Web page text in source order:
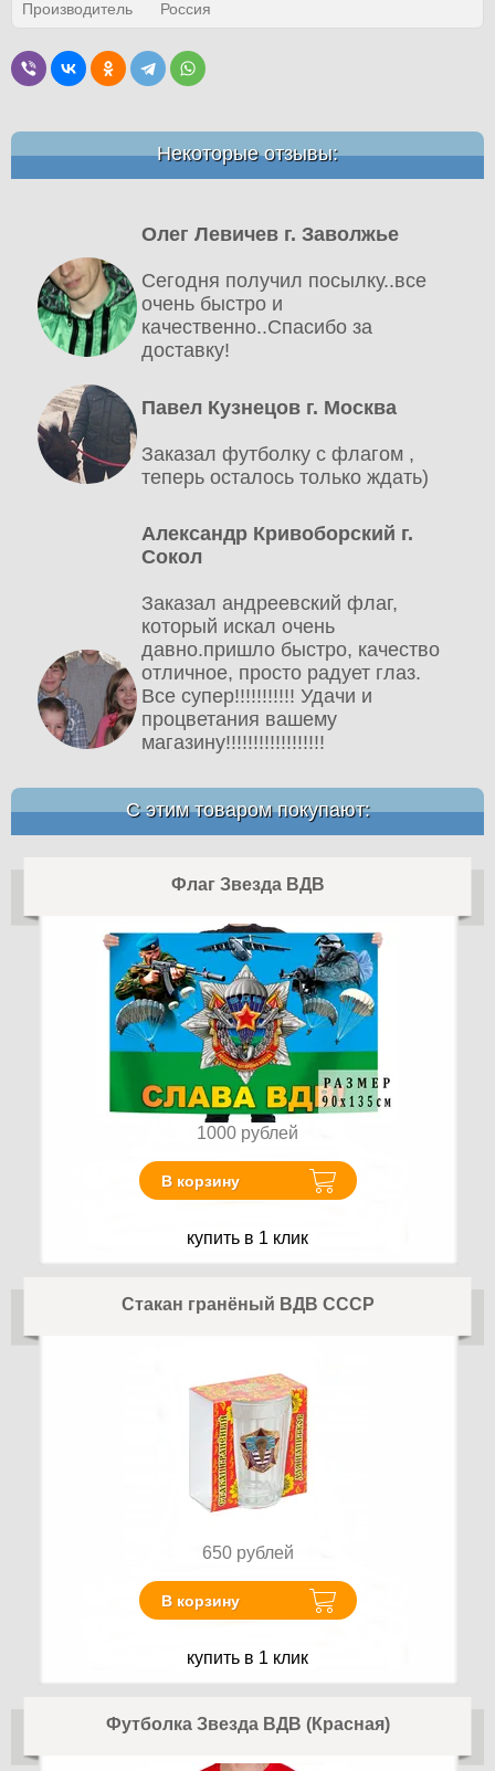
Производитель Россия
Некоторые отзывы:
Олег Левичев г. Заволжье
Сегодня получил посылку..все
очень быстро и
качественно..Спасибо за
доставку!
Павел Кузнецов г. Москва
Заказал футболку с флагом ,
теперь осталось только ждать)
Александр Кривоборский г.
Сокол
Заказал андреевский флаг,
который искал очень
давно.пришло быстро, качество
отличное, просто радует глаз.
Все супер!!!!!!!!!!! Удачи и
процветания вашему
магазину!!!!!!!!!!!!!!!!!!
С этим товаром покупают:
Флаг Звезда ВДВ
1000 рублей
В корзину
купить в 1 клик
Стакан гранёный ВДВ СССР
650 рублей
В корзину
купить в 1 клик
Футболка Звезда ВДВ (Красная)